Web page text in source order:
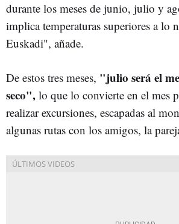
durante los meses de junio, julio y
implica temperaturas superiores a lo
Euskadi", añade.
De estos tres meses, "julio será el
seco", lo que lo convierte en el mes
realizar excursiones, escapadas al
algunas rutas con los amigos, la